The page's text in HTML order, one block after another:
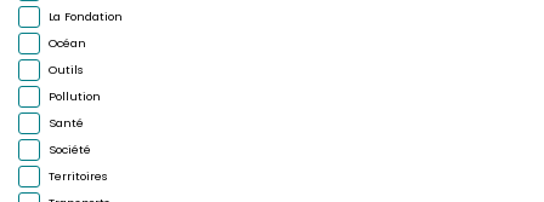
La Fondation
Océan
Outils
Pollution
Santé
Société
Territoires